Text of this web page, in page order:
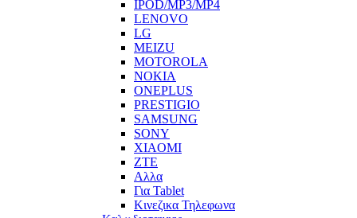
IPOD/MP3/MP4
LENOVO
LG
MEIZU
MOTOROLA
NOKIA
ONEPLUS
PRESTIGIO
SAMSUNG
SONY
XIAOMI
ZTE
Αλλα
Για Tablet
Κινεζικα Τηλεφωνα